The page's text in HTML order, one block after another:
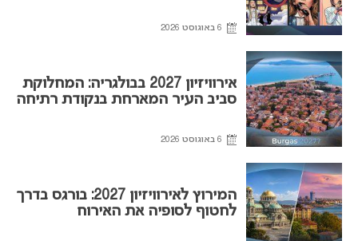
6 באוגוסט 2026
אירוויזיון 2027 בבולגריה: המחלוקת
סביב העיר המארחת בנקודת רתיחה
6 באוגוסט 2026
המירוץ לאירוויזיון 2027: בורגס בדרך
לחטוף לסופיה את האירוח